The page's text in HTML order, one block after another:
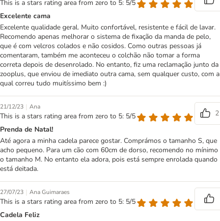
This is a stars rating area from zero to 5: 5/5
Excelente cama
Excelente qualidade geral. Muito confortável, resistente e fácil de lavar.
Recomendo apenas melhorar o sistema de fixação da manda de pelo,
que é com velcros colados e não cosidos. Como outras pessoas já
comentaram, também me aconteceu o colchão não tomar a forma
correta depois de desenrolado. No entanto, fiz uma reclamação junto da
zooplus, que enviou de imediato outra cama, sem qualquer custo, com a
qual correu tudo muitíssimo bem :)
21/12/23 | Ana
This is a stars rating area from zero to 5: 5/5
2
Prenda de Natal!
Até agora a minha cadela parece gostar. Comprámos o tamanho S, que
acho pequeno. Para um cão com 60cm de dorso, recomendo no mínimo
o tamanho M. No entanto ela adora, pois está sempre enrolada quando
está deitada.
27/07/23 | Ana Guimaraes
This is a stars rating area from zero to 5: 5/5
Cadela Feliz